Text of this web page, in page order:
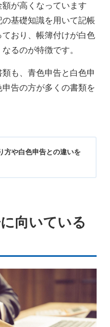
が高くなっています
基礎知識を用いて記帳
おり、帳簿付けが白色
るのが特徴です。
も、青色申告と白色申
告の方が多くの書類を
方や白色申告との違いを
向いている